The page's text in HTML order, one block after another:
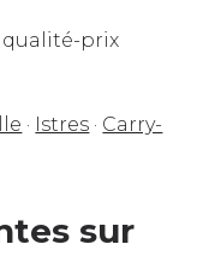
prix
· Istres · Carry-
sur